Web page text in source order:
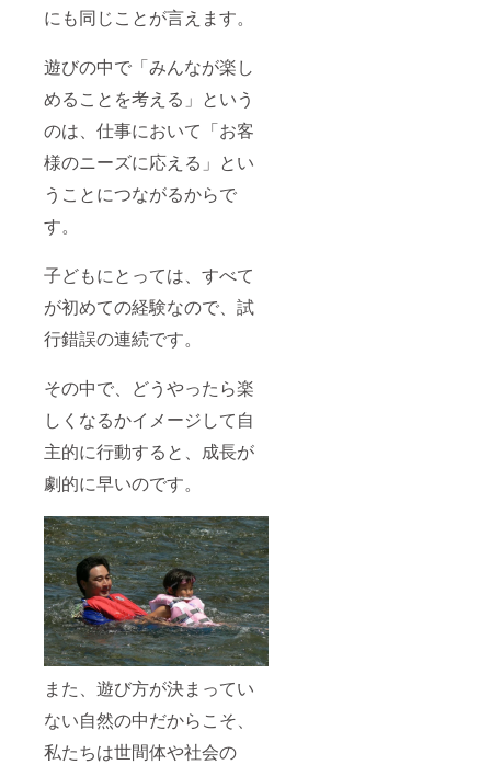
にも同じことが言えます。
遊びの中で「みんなが楽し
めることを考える」という
のは、仕事において「お客
様のニーズに応える」とい
うことにつながるからで
す。
子どもにとっては、すべて
が初めての経験なので、試
行錯誤の連続です。
その中で、どうやったら楽
しくなるかイメージして自
主的に行動すると、成長が
劇的に早いのです。
また、遊び方が決まってい
ない自然の中だからこそ、
私たちは世間体や社会の